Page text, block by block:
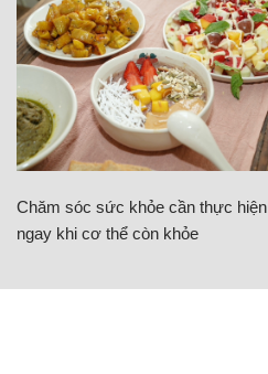
Chăm sóc sức khỏe cần thực hiện
ngay khi cơ thể còn khỏe